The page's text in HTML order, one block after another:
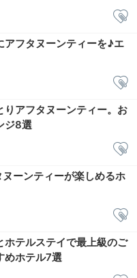
アフタヌーンティーを♪エ
りアフタヌーンティー。お
ジ8選
ヌーンティーが楽しめるホ
ホテルステイで最上級のご
めホテル7選